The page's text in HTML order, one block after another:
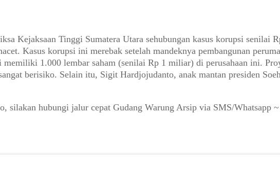
Kejaksaan Tinggi Sumatera Utara sehubungan kasus korupsi senilai
Kasus korupsi ini merebak setelah mandeknya pembangunan
1.000 lembar saham (senilai Rp 1 miliar) di perusahaan ini.
berisiko. Selain itu, Sigit Hardjojudanto, anak mantan presiden
hubungi jalur cepat Gudang Warung Arsip via SMS/Whatsapp